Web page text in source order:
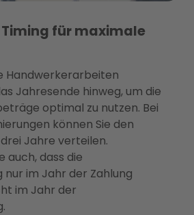
für maximale
Handwerkerarbeiten
Jahresende hinweg, um die
optimal zu nutzen. Bei
können Sie den
Jahre verteilen.
auch, dass die
im Jahr der Zahlung
im Jahr der